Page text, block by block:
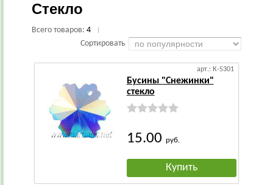
Стекло
Всего товаров: 4
Сортировать
арт.: К-5301
Бусины "Снежинки"
стекло
15.00 руб.
Купить